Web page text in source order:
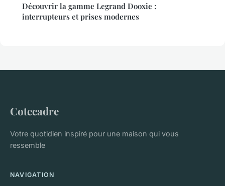
Découvrir la gamme Legrand Dooxie :
interrupteurs et prises modernes
Cotecadre
Votre quotidien inspiré pour une maison qui vous
ressemble
NAVIGATION